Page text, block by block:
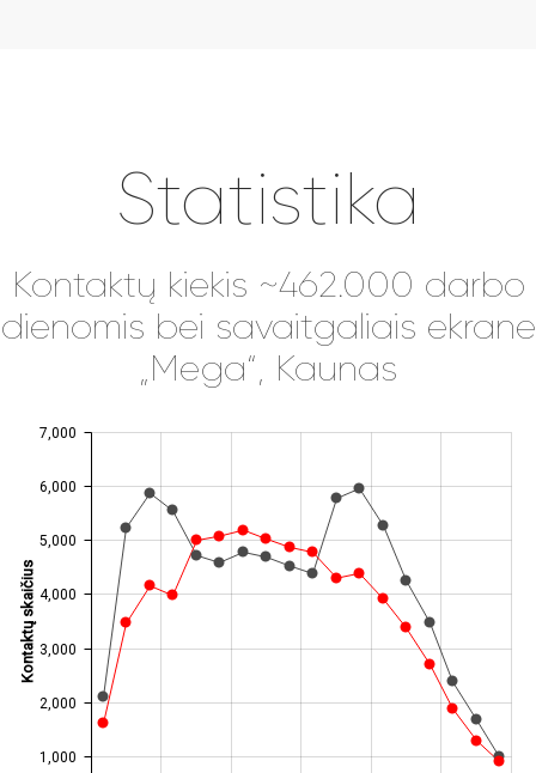
Statistika
Kontaktų kiekis ~462.000 darbo
dienomis bei savaitgaliais ekrane
„Mega“, Kaunas
1,000
2,000
3,000
4,000
5,000
6,000
7,000
Kontaktų skaičius